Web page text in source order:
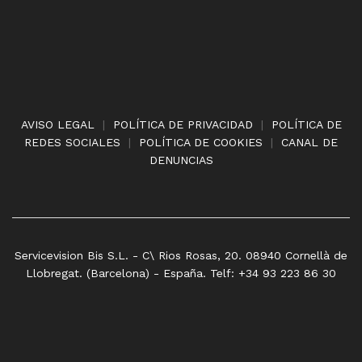
AVISO LEGAL| POLÍTICA DE PRIVACIDAD | POLÍTICA DE
REDES SOCIALES | POLÍTICA DE COOKIES | CANAL DE
DENUNCIAS
Servicevision Bis S.L. - C\ Rios Rosas, 20. 08940 Cornellà de
Llobregat. (Barcelona) - España. Telf: +34 93 223 86 30